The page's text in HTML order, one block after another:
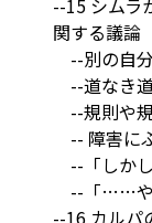
関する議論
--別の自
--道なき
--規則や
-- 障害に
--「しか
--「……や
--16 カルパ